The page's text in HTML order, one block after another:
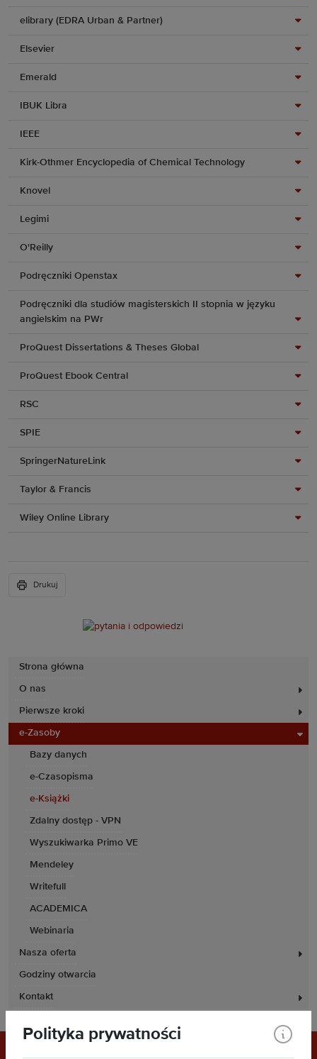
Strona główna
O nas
Pierwsze kroki
e-Zasoby
Bazy danych
e-Czasopisma
e-Książki
Zdalny dostęp - VPN
Wyszukiwarka Primo VE
Mendeley
Writefull
ACADEMICA
Webinaria
Nasza oferta
Godziny otwarcia
Kontakt
elibrary (EDRA Urban & Partner)
Elsevier
Emerald
IBUK Libra
IEEE
Kirk-Othmer Encyclopedia of Chemical Technology
Knovel
Legimi
O'Reilly
Podręczniki Openstax
Podręczniki dla studiów magisterskich II stopnia w języku
angielskim na PWr
ProQuest Dissertations & Theses Global
ProQuest Ebook Central
RSC
SPIE
SpringerNatureLink
Taylor & Francis
Wiley Online Library
Drukuj
Polityka prywatności